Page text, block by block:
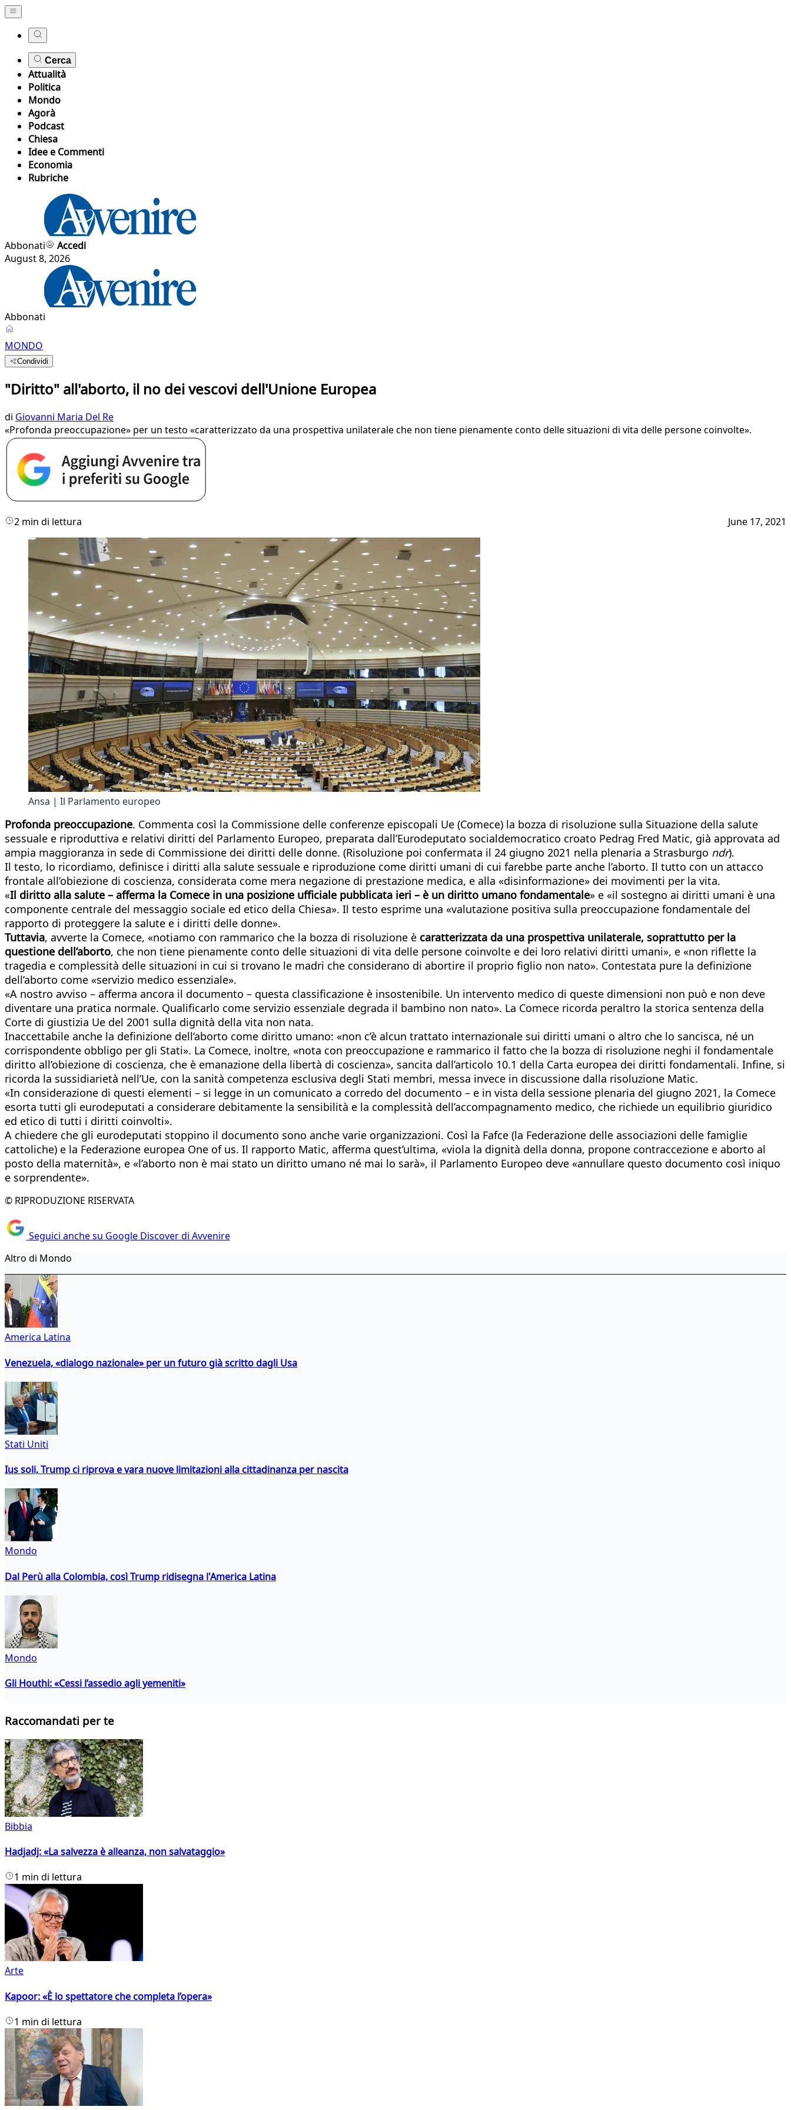
Cerca
Attualità
Politica
Mondo
Agorà
Podcast
Chiesa
Idee e Commenti
Economia
Rubriche
Abbonati
Accedi
August 8, 2026
Abbonati
MONDO
Condividi
"Diritto" all'aborto, il no dei vescovi dell'Unione Europea
di Giovanni Maria Del Re
«Profonda preoccupazione» per un testo «caratterizzato da una prospettiva unilaterale che non tiene pienamente conto delle situazioni di vita delle persone coinvolte».
2 min di lettura June 17, 2021
Ansa | Il Parlamento europeo
Profonda preoccupazione. Commenta così la Commissione delle conferenze episcopali Ue (Comece) la bozza di risoluzione sulla Situazione della salute
sessuale e riproduttiva e relativi diritti del Parlamento Europeo, preparata dall’Eurodeputato socialdemocratico croato Pedrag Fred Matic, già approvata ad
ampia maggioranza in sede di Commissione dei diritti delle donne. (Risoluzione poi confermata il 24 giugno 2021 nella plenaria a Strasburgo ndr).
Il testo, lo ricordiamo, definisce i diritti alla salute sessuale e riproduzione come diritti umani di cui farebbe parte anche l’aborto. Il tutto con un attacco
frontale all’obiezione di coscienza, considerata come mera negazione di prestazione medica, e alla «disinformazione» dei movimenti per la vita.
«Il diritto alla salute – afferma la Comece in una posizione ufficiale pubblicata ieri – è un diritto umano fondamentale» e «il sostegno ai diritti umani è una
componente centrale del messaggio sociale ed etico della Chiesa». Il testo esprime una «valutazione positiva sulla preoccupazione fondamentale del
rapporto di proteggere la salute e i diritti delle donne».
Tuttavia, avverte la Comece, «notiamo con rammarico che la bozza di risoluzione è caratterizzata da una prospettiva unilaterale, soprattutto per la
questione dell’aborto, che non tiene pienamente conto delle situazioni di vita delle persone coinvolte e dei loro relativi diritti umani», e «non riflette la
tragedia e complessità delle situazioni in cui si trovano le madri che considerano di abortire il proprio figlio non nato». Contestata pure la definizione
dell’aborto come «servizio medico essenziale».
«A nostro avviso – afferma ancora il documento – questa classificazione è insostenibile. Un intervento medico di queste dimensioni non può e non deve
diventare una pratica normale. Qualificarlo come servizio essenziale degrada il bambino non nato». La Comece ricorda peraltro la storica sentenza della
Corte di giustizia Ue del 2001 sulla dignità della vita non nata.
Inaccettabile anche la definizione dell’aborto come diritto umano: «non c’è alcun trattato internazionale sui diritti umani o altro che lo sancisca, né un
corrispondente obbligo per gli Stati». La Comece, inoltre, «nota con preoccupazione e rammarico il fatto che la bozza di risoluzione neghi il fondamentale
diritto all’obiezione di coscienza, che è emanazione della libertà di coscienza», sancita dall’articolo 10.1 della Carta europea dei diritti fondamentali. Infine, si
ricorda la sussidiarietà nell’Ue, con la sanità competenza esclusiva degli Stati membri, messa invece in discussione dalla risoluzione Matic.
«In considerazione di questi elementi – si legge in un comunicato a corredo del documento – e in vista della sessione plenaria del giugno 2021, la Comece
esorta tutti gli eurodeputati a considerare debitamente la sensibilità e la complessità dell’accompagnamento medico, che richiede un equilibrio giuridico
ed etico di tutti i diritti coinvolti».
A chiedere che gli eurodeputati stoppino il documento sono anche varie organizzazioni. Così la Fafce (la Federazione delle associazioni delle famiglie
cattoliche) e la Federazione europea One of us. Il rapporto Matic, afferma quest’ultima, «viola la dignità della donna, propone contraccezione e aborto al
posto della maternità», e «l’aborto non è mai stato un diritto umano né mai lo sarà», il Parlamento Europeo deve «annullare questo documento così iniquo
e sorprendente».
© RIPRODUZIONE RISERVATA
Seguici anche su Google Discover di Avvenire
Altro di Mondo
America Latina
Venezuela, «dialogo nazionale» per un futuro già scritto dagli Usa
Stati Uniti
Ius soli, Trump ci riprova e vara nuove limitazioni alla cittadinanza per nascita
Mondo
Dal Perù alla Colombia, così Trump ridisegna l'America Latina
Mondo
Gli Houthi: «Cessi l’assedio agli yemeniti»
Raccomandati per te
Bibbia
Hadjadj: «La salvezza è alleanza, non salvataggio»
1 min di lettura
Arte
Kapoor: «È lo spettatore che completa l’opera»
1 min di lettura